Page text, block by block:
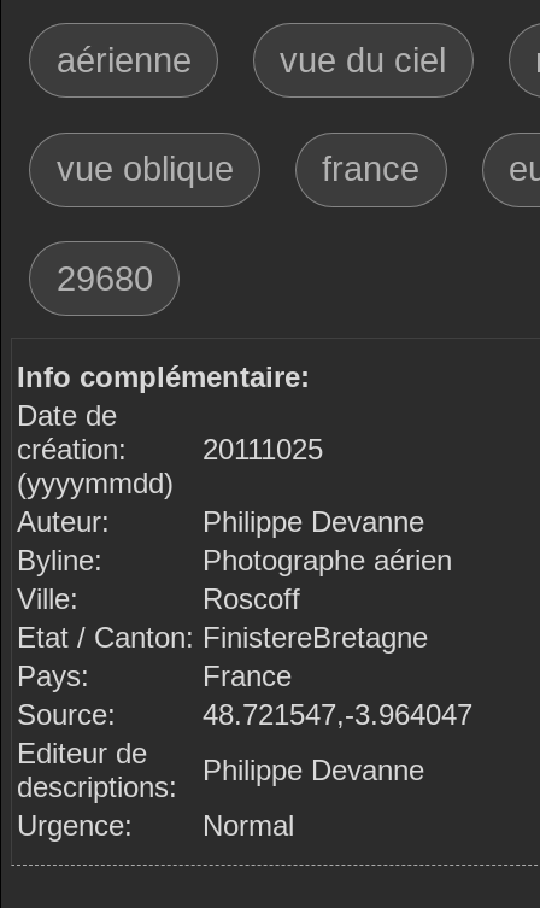
aérienne vue du ciel
vue oblique france
29680
Info complémentaire:
Date de
création:
(yyyymmdd)
20111025
Auteur:
Philippe Devanne
Byline:
Photographe aérien
Ville:
Roscoff
Etat / Canton: FinistereBretagne
Pays:
France
Source:
48.721547,-3.964047
Editeur de
descriptions:
Philippe Devanne
Urgence:
Normal